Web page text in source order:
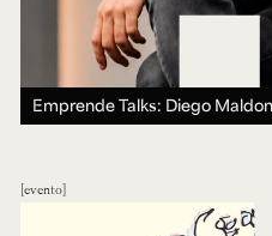
Emprende Talks: Diego
evento